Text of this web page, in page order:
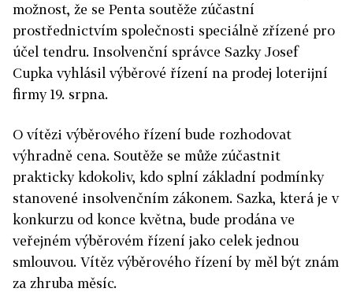
možnost, že se Penta soutěže zúčastní
prostřednictvím společnosti speciálně zřízené pro
účel tendru. Insolvenční správce Sazky Josef
Cupka vyhlásil výběrové řízení na prodej loterijní
firmy 19. srpna.
O vítězi výběrového řízení bude rozhodovat
výhradně cena. Soutěže se může zúčastnit
prakticky kdokoliv, kdo splní základní podmínky
stanovené insolvenčním zákonem. Sazka, která je v
konkurzu od konce května, bude prodána ve
veřejném výběrovém řízení jako celek jednou
smlouvou. Vítěz výběrového řízení by měl být znám
za zhruba měsíc.